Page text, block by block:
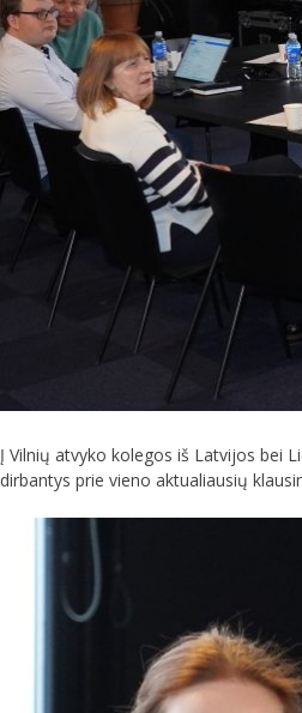
Į Vilnių atvyko kolegos iš Latvijos bei
dirbantys prie vieno aktualiausių